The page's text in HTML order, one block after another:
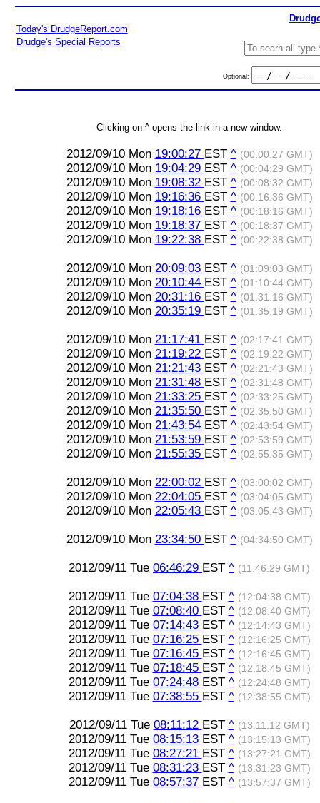
Today's DrudgeReport.com
Drudge's Special Reports
Optional:
Clicking on ^ opens the link in a new window.
2012/09/10 Mon 19:00:27 EST ^ (00:00:27 GMT)
2012/09/10 Mon 19:04:29 EST ^ (00:04:29 GMT)
2012/09/10 Mon 19:08:32 EST ^ (00:08:32 GMT)
2012/09/10 Mon 19:16:36 EST ^ (00:16:36 GMT)
2012/09/10 Mon 19:18:16 EST ^ (00:18:16 GMT)
2012/09/10 Mon 19:18:37 EST ^ (00:18:37 GMT)
2012/09/10 Mon 19:22:38 EST ^ (00:22:38 GMT)
2012/09/10 Mon 20:09:03 EST ^ (01:09:03 GMT)
2012/09/10 Mon 20:10:44 EST ^ (01:10:44 GMT)
2012/09/10 Mon 20:31:16 EST ^ (01:31:16 GMT)
2012/09/10 Mon 20:35:19 EST ^ (01:35:19 GMT)
2012/09/10 Mon 21:17:41 EST ^ (02:17:41 GMT)
2012/09/10 Mon 21:19:22 EST ^ (02:19:22 GMT)
2012/09/10 Mon 21:21:43 EST ^ (02:21:43 GMT)
2012/09/10 Mon 21:31:48 EST ^ (02:31:48 GMT)
2012/09/10 Mon 21:33:25 EST ^ (02:33:25 GMT)
2012/09/10 Mon 21:35:50 EST ^ (02:35:50 GMT)
2012/09/10 Mon 21:43:54 EST ^ (02:43:54 GMT)
2012/09/10 Mon 21:53:59 EST ^ (02:53:59 GMT)
2012/09/10 Mon 21:55:35 EST ^ (02:55:35 GMT)
2012/09/10 Mon 22:00:02 EST ^ (03:00:02 GMT)
2012/09/10 Mon 22:04:05 EST ^ (03:04:05 GMT)
2012/09/10 Mon 22:05:43 EST ^ (03:05:43 GMT)
2012/09/10 Mon 23:34:50 EST ^ (04:34:50 GMT)
2012/09/11 Tue 06:46:29 EST ^ (11:46:29 GMT)
2012/09/11 Tue 07:04:38 EST ^ (12:04:38 GMT)
2012/09/11 Tue 07:08:40 EST ^ (12:08:40 GMT)
2012/09/11 Tue 07:14:43 EST ^ (12:14:43 GMT)
2012/09/11 Tue 07:16:25 EST ^ (12:16:25 GMT)
2012/09/11 Tue 07:16:45 EST ^ (12:16:45 GMT)
2012/09/11 Tue 07:18:45 EST ^ (12:18:45 GMT)
2012/09/11 Tue 07:24:48 EST ^ (12:24:48 GMT)
2012/09/11 Tue 07:38:55 EST ^ (12:38:55 GMT)
2012/09/11 Tue 08:11:12 EST ^ (13:11:12 GMT)
2012/09/11 Tue 08:15:13 EST ^ (13:15:13 GMT)
2012/09/11 Tue 08:27:21 EST ^ (13:27:21 GMT)
2012/09/11 Tue 08:31:23 EST ^ (13:31:23 GMT)
2012/09/11 Tue 08:57:37 EST ^ (13:57:37 GMT)